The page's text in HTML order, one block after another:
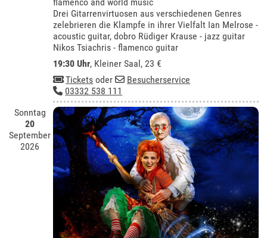
flamenco and world music
Drei Gitarrenvirtuosen aus verschiedenen Genres
zelebrieren die Klampfe in ihrer Vielfalt Ian Melrose -
acoustic guitar, dobro Rüdiger Krause - jazz guitar
Nikos Tsiachris - flamenco guitar
19:30 Uhr, Kleiner Saal , 23 €
Tickets oder
Besucherservice
03332 538 111
Sonntag
20
September
2026